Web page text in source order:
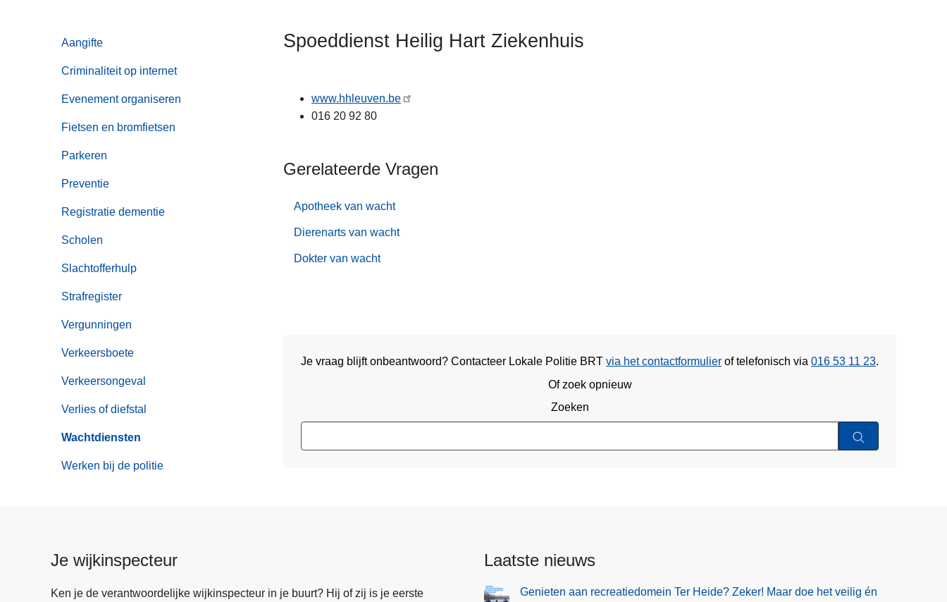
Aangifte
Criminaliteit op internet
Evenement organiseren
Fietsen en bromfietsen
Parkeren
Preventie
Registratie dementie
Scholen
Slachtofferhulp
Strafregister
Vergunningen
Verkeersboete
Verkeersongeval
Verlies of diefstal
Wachtdiensten
Werken bij de politie
Spoeddienst Heilig Hart Ziekenhuis
www.hhleuven.be
016 20 92 80
Gerelateerde Vragen
Apotheek van wacht
Dierenarts van wacht
Dokter van wacht
Je vraag blijft onbeantwoord? Contacteer Lokale Politie BRT via het contactformulier oftelefonisch via 016 53 11 23.
Of zoek opnieuw
Zoeken
Je wijkinspecteur
Ken je de verantwoordelijke wijkinspecteur in je buurt? Hij of zij is je eerste
Laatste nieuws
Genieten aan recreatiedomein Ter Heide? Zeker! Maar doe het veilig én